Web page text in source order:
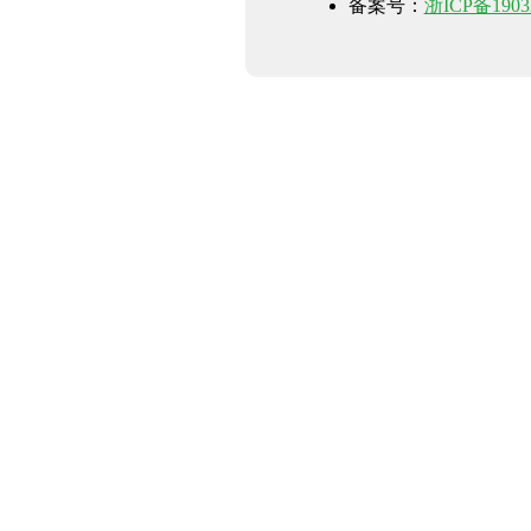
备案号： 浙ICP备